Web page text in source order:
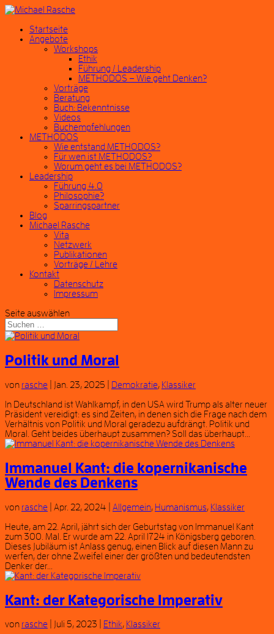
Startseite
Angebote
Workshops
Ethik
Führung / Leadership
METHODOS – Wie geht Denken?
Vorträge
Beratung
Buch: Bekenntnisse
Videos
Buchempfehlungen
METHODOS
Wie entstand METHODOS?
Für wen ist METHODOS?
Worum geht es bei METHODOS?
Leadership
Führung 4.0
Philosophie?
Sparringspartner
Blog
Michael Rasche
Vita
Netzwerk
Publikationen
Vorträge / Lehre
Kontakt
Datenschutz
Impressum
Seite auswählen
Politik und Moral
von rasche Jan. 23, 2025 Demokratie, Klassiker
In Deutschland ist Wahlkampf, in den USA wird Trump als alter neuer
Präsident vereidigt: es sind Zeiten, in denen sich die Frage nach dem
Verhältnis von Politik und Moral geradezu aufdrängt. Politik und
Moral. Geht beides überhaupt zusammen? Soll das überhaupt...
Immanuel Kant: die kopernikanische
Wende des Denkens
von rasche Apr. 22, 2024 Allgemein, Humanismus, Klassiker
Heute, am 22. April, jährt sich der Geburtstag von Immanuel Kant
zum 300. Mal. Er wurde am 22. April 1724 in Königsberg geboren.
Dieses Jubiläum ist Anlass genug, einen Blick auf diesen Mann zu
werfen, der ohne Zweifel einer der größten und bedeutendsten
Denker der...
Kant: der Kategorische Imperativ
von rasche Juli 5, 2023 Ethik, Klassiker